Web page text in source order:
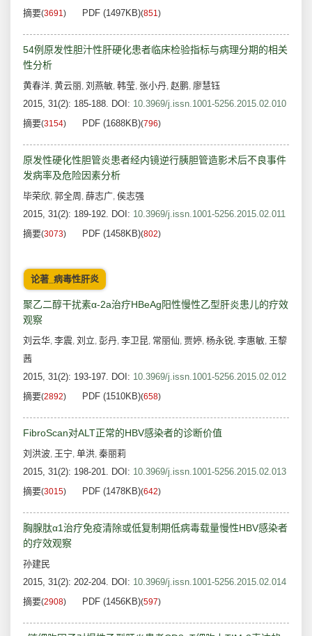
摘要(3691) PDF (1497KB)(851)
54例原发性胆汁性肝硬化患者临床检验指标与病理分期的相关
性分析
黄春洋, 黄云丽, 刘燕敏, 韩莹, 张小丹, 赵鹏, 廖慧钰
2015, 31(2): 185-188. DOI: 10.3969/j.issn.1001-5256.2015.02.010
摘要(3154) PDF (1688KB)(796)
原发性硬化性胆管炎患者经内镜逆行胰胆管造影术后不良事件
发病率及危险因素分析
毕荣欣, 郭全周 , 薛志广, 侯志强
2015, 31(2): 189-192. DOI: 10.3969/j.issn.1001-5256.2015.02.011
摘要(3073) PDF (1458KB)(802)
论著_病毒性肝炎
聚乙二醇干扰素α-2a治疗HBeAg阳性慢性乙型肝炎患儿的疗效
观察
刘云华, 李震, 刘立, 彭丹, 李卫昆, 常丽仙, 贾婷, 杨永锐, 李惠敏, 王黎
茜
2015, 31(2): 193-197. DOI: 10.3969/j.issn.1001-5256.2015.02.012
摘要(2892) PDF (1510KB)(658)
FibroScan对ALT正常的HBV感染者的诊断价值
刘洪波, 王宁, 单洪, 秦丽莉
2015, 31(2): 198-201. DOI: 10.3969/j.issn.1001-5256.2015.02.013
摘要(3015) PDF (1478KB)(642)
胸腺肽α1治疗免疫清除或低复制期低病毒载量慢性HBV感染者
的疗效观察
孙建民
2015, 31(2): 202-204. DOI: 10.3969/j.issn.1001-5256.2015.02.014
摘要(2908) PDF (1456KB)(597)